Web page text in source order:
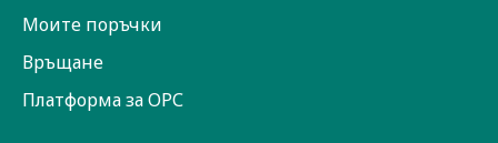
Моите поръчки
Връщане
Платформа за ОРС